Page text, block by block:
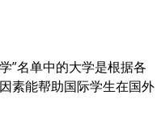
”名单中的大学是根据各
素能帮助国际学生在国外